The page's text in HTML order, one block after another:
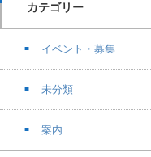
カテゴリー
イベント・募集
未分類
案内